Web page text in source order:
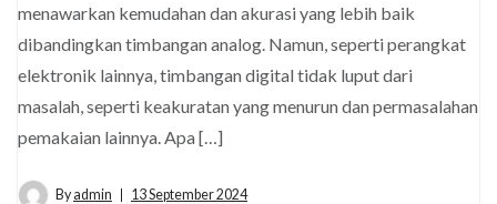
menawarkan kemudahan dan akurasi yang lebih baik
dibandingkan timbangan analog. Namun, seperti perangkat
elektronik lainnya, timbangan digital tidak luput dari
masalah, seperti keakuratan yang menurun dan permasalahan
pemakaian lainnya. Apa […]
By admin 13 September 2024